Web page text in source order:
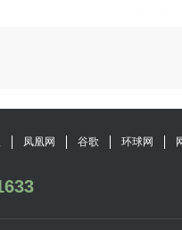
凤凰网 谷歌 环球网